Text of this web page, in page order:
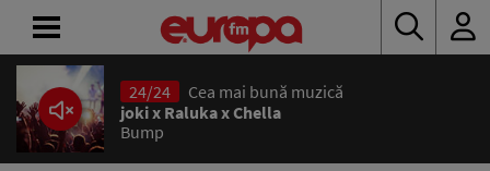
24/24
Cea mai bună muzică
joki x Raluka x Chella
Bump
ACASĂ
ȘTIRI